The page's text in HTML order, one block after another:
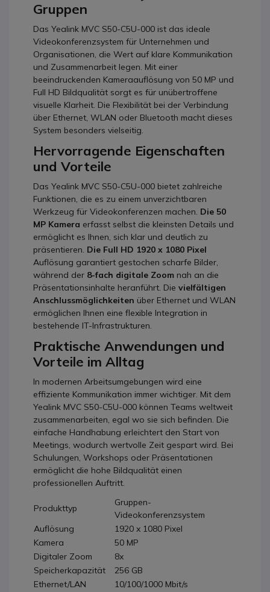
Gruppen
Das Yealink MVC S50-C5U-000 ist das ideale
Videokonferenzsystem für Unternehmen und
Organisationen, die Wert auf klare Kommunikation
und Zusammenarbeit legen. Mit einer
beeindruckenden Kameraauflösung von 50 MP und
Full HD Bildqualität sorgt es für unübertroffene
visuelle Klarheit. Die Flexibilität bei der Verbindung
über Ethernet, WLAN oder Bluetooth macht dieses
System besonders vielseitig.
Hervorragende Eigenschaften
und Vorteile
Das Yealink MVC S50-C5U-000 bietet zahlreiche
Funktionen, die es zu einem unverzichtbaren
Werkzeug für Videokonferenzen machen. Die 50
MP Kamera erfasst selbst die kleinsten Details und
ermöglicht es Ihnen, sich klar und deutlich zu
präsentieren. Die Full HD 1920 x 1080 Pixel
Auflösung garantiert gestochen scharfe Bilder,
während der 8-fach digitale Zoom nah an die
Präsentationsinhalte heranführt. Die vielfältigen
Anschlussmöglichkeiten über Ethernet und WLAN
ermöglichen Ihnen eine flexible Integration in
bestehende IT-Infrastrukturen.
Praktische Anwendungen und
Vorteile im Alltag
In modernen Arbeitsumgebungen wird eine
effiziente Kommunikation immer wichtiger. Mit dem
Yealink MVC S50-C5U-000 können Teams weltweit
zusammenarbeiten, egal wo sie sich befinden. Die
einfache Handhabung erleichtert den Start von
Meetings, wodurch wertvolle Zeit gespart wird. Bei
Schulungen, Workshops oder Präsentationen
ermöglicht die hohe Bildqualität einen
professionellen Auftritt.
Produkttyp
Gruppen-
Videokonferenzsystem
Auflösung
1920 x 1080 Pixel
Kamera
50 MP
Digitaler Zoom
8x
Speicherkapazität
256 GB
Ethernet/LAN
10/100/1000 Mbit/s